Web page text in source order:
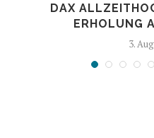
DAX
ERHOLUNG
3.